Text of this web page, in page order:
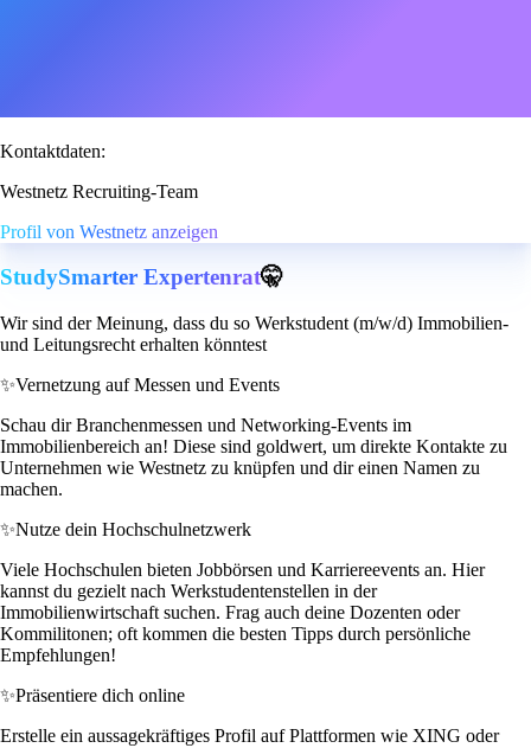
Kontaktdaten:
Westnetz Recruiting-Team
Profil von Westnetz anzeigen
StudySmarter Expertenrat🤫
Wir sind der Meinung, dass du so Werkstudent (m/w/d) Immobilien-
und Leitungsrecht erhalten könntest
✨Vernetzung auf Messen und Events
Schau dir Branchenmessen und Networking-Events im
Immobilienbereich an! Diese sind goldwert, um direkte Kontakte zu
Unternehmen wie Westnetz zu knüpfen und dir einen Namen zu
machen.
✨Nutze dein Hochschulnetzwerk
Viele Hochschulen bieten Jobbörsen und Karriereevents an. Hier
kannst du gezielt nach Werkstudentenstellen in der
Immobilienwirtschaft suchen. Frag auch deine Dozenten oder
Kommilitonen; oft kommen die besten Tipps durch persönliche
Empfehlungen!
✨Präsentiere dich online
Erstelle ein aussagekräftiges Profil auf Plattformen wie XING oder